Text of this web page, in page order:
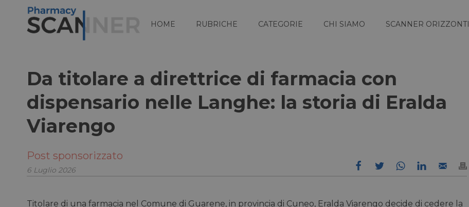
HOME RUBRICHE CATEGORIE CHI SIAMO SCANNER ORIZZONTI
Da titolare a direttrice di farmacia con
dispensario nelle Langhe: la storia di Eralda
Viarengo
Post sponsorizzato
6 Luglio 2026
Titolare di una farmacia nel Comune di Guarene, in provincia di Cuneo, Eralda Viarengo decide di cedere la